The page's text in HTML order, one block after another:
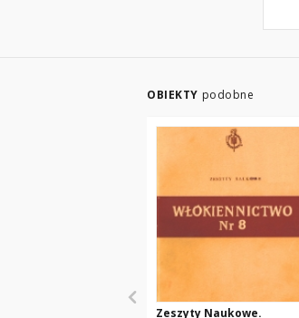
OBIEKTY podobne
Zeszyty Naukowe.